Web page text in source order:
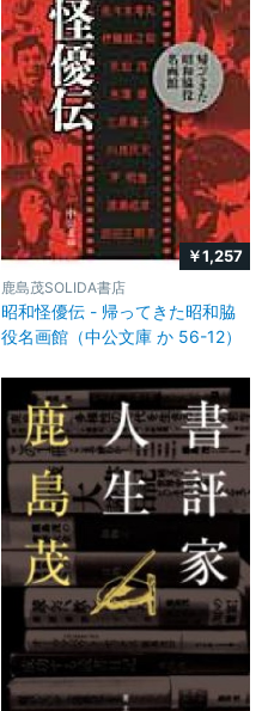
￥1,257
鹿島茂SOLIDA書店
昭和怪優伝 - 帰ってきた昭和脇
役名画館（中公文庫 か 56-12）